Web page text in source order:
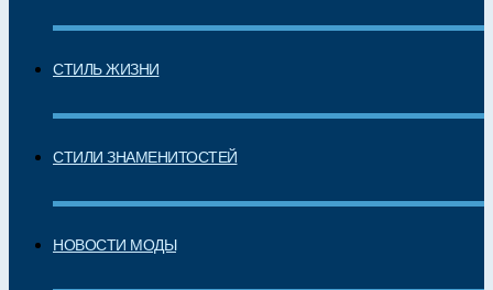
СТИЛЬ ЖИЗНИ
СТИЛИ ЗНАМЕНИТОСТЕЙ
НОВОСТИ МОДЫ